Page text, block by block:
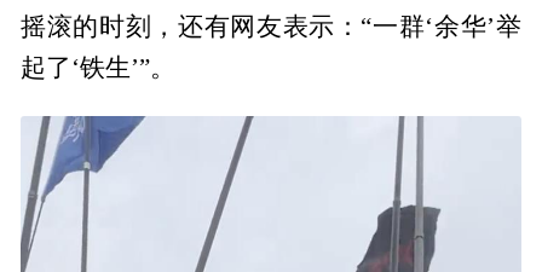
摇滚的时刻，还有网友表示：“一群‘余华’举
起了‘铁生’”。